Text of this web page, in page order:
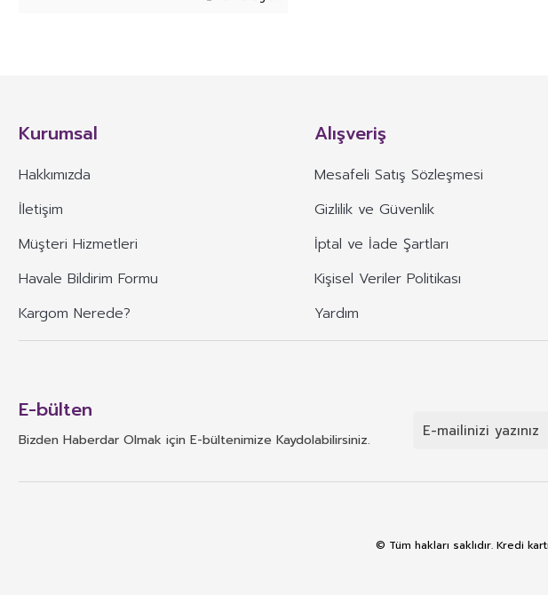
Kurumsal
Hakkımızda
İletişim
Müşteri Hizmetleri
Havale Bildirim Formu
Kargom Nerede?
Alışveriş
Mesafeli Satış Sözleşmesi
Gizlilik ve Güvenlik
İptal ve İade Şartları
Kişisel Veriler Politikası
Yardım
E-bülten
Bizden Haberdar Olmak için E-bültenimize Kaydolabilirsiniz.
© Tüm hakları saklıdır. Kredi